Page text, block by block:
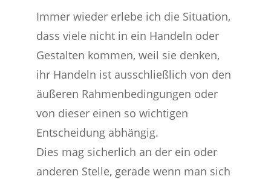
Immer wieder erlebe ich die Situation,
dass viele nicht in ein Handeln oder
Gestalten kommen, weil sie denken,
ihr Handeln ist ausschließlich von den
äußeren Rahmenbedingungen oder
von dieser einen so wichtigen
Entscheidung abhängig.
Dies mag sicherlich an der ein oder
anderen Stelle, gerade wenn man sich